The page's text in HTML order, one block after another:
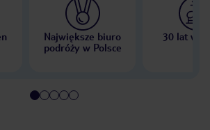
Największe biuro
podróży w Polsce
30 lat w